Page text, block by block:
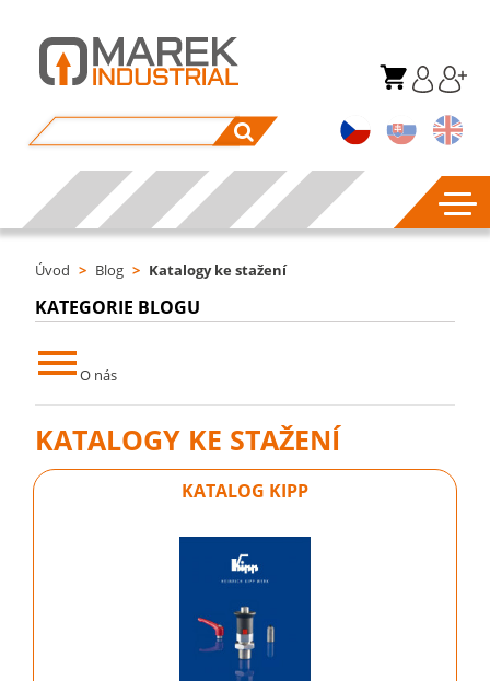
Úvod > Blog > Katalogy ke stažení
KATEGORIE BLOGU
O nás
KATALOGY KE STAŽENÍ
KATALOG KIPP